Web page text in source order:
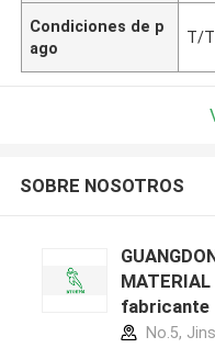
Condiciones de p
ago
T/T
SOBRE NOSOTROS
fabricante
No.5,